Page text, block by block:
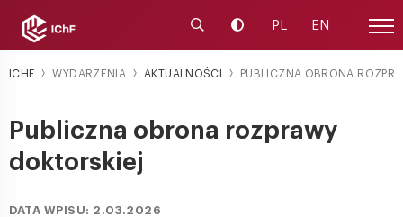
Uruchom wyszukiwarkę
Zmień kontrast
PL EN
ICHF WYDARZENIA AKTUALNOŚCI PUBLICZNA OBRONA
Publiczna obrona rozprawy
doktorskiej
DATA WPISU: 2.03.2026